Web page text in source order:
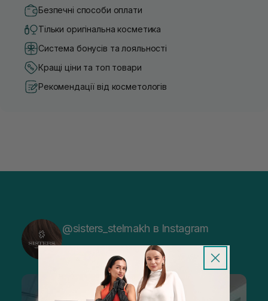
Безпечні способи оплати
Тільки оригінальна косметика
Система бонусів та лояльності
Кращі ціни та топ товари
Рекомендації від косметологів
@sisters_stelmakh в Instagram